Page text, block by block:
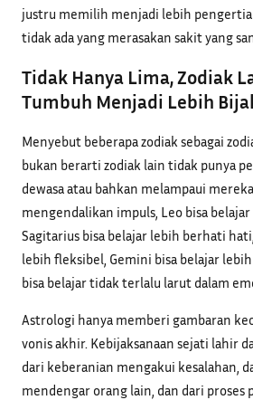
justru memilih menjadi lebih
tidak ada yang merasakan sakit yang
Tidak Hanya Lima, Zodiak
Tumbuh Menjadi Lebih
Menyebut beberapa zodiak sebagai
bukan berarti zodiak lain tidak punya
dewasa atau bahkan melampaui
mengendalikan impuls, Leo bisa
Sagitarius bisa belajar lebih berhati
lebih fleksibel, Gemini bisa belajar
bisa belajar tidak terlalu larut dalam
Astrologi hanya memberi gambaran
vonis akhir. Kebijaksanaan sejati lahir
dari keberanian mengakui kesalahan,
mendengar orang lain, dan dari proses